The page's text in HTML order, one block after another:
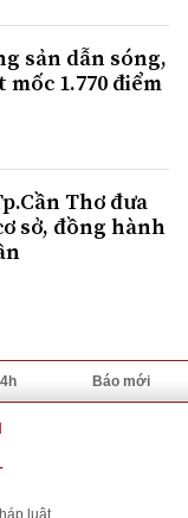
sản dẫn sóng,
1.770 điểm
Thơ đưa
sở, đồng hành
Báo mới
luật